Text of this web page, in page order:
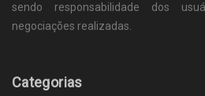
sendo responsabilidade dos
negociações realizadas.
Categorias